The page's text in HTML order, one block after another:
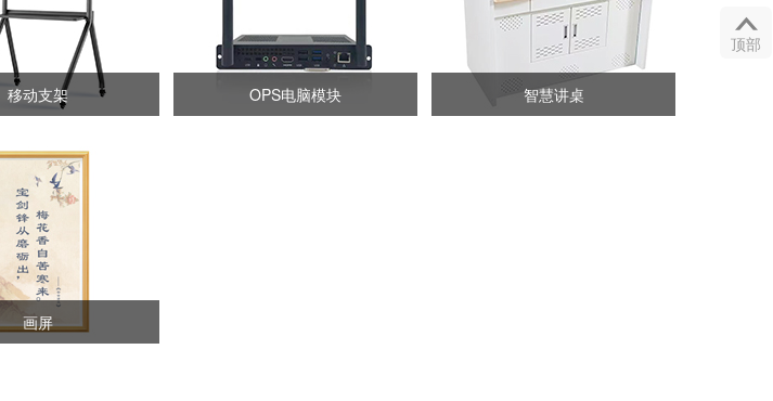
移动支架 OPS电脑模块 智慧讲桌
画屏

顶部